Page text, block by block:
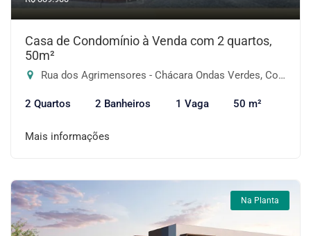
Casa de Condomínio à Venda com 2 quartos,
50m²
Rua dos Agrimensores - Chácara Ondas Verdes, Cotia-SP
2 Quartos 2 Banheiros 1 Vaga 50 m²
Mais informações
Na Planta